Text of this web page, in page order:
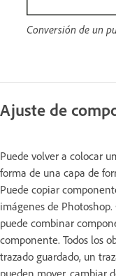
Conversión de un
Ajuste de
Puede volver a colocar
forma de una capa de
Puede copiar
imágenes de
puede combinar
componente. Todos los
trazado guardado, un
pueden mover, cambiar